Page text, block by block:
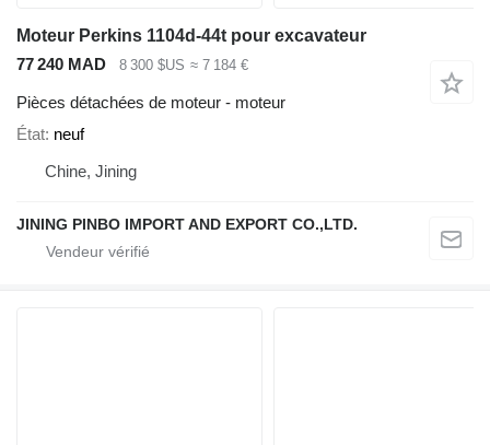
Moteur Perkins 1104d-44t pour excavateur
77 240 MAD
8 300 $US ≈ 7 184 €
Pièces détachées de moteur - moteur
État neuf
Chine, Jining
JINING PINBO IMPORT AND EXPORT CO.,LTD.